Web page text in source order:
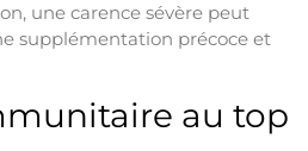
une carence sévère peut
supplémentation précoce et
au top